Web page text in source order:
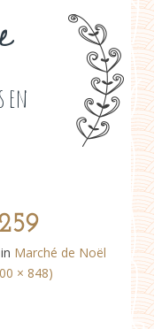
en
in Marché de Noël
× 848)